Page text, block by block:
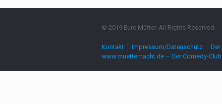
© 2019 Eure Mütter. All Rights Reserved.
Kontakt Impressum/Datenschutz
www.muetternacht.de – Der Comedy-Club